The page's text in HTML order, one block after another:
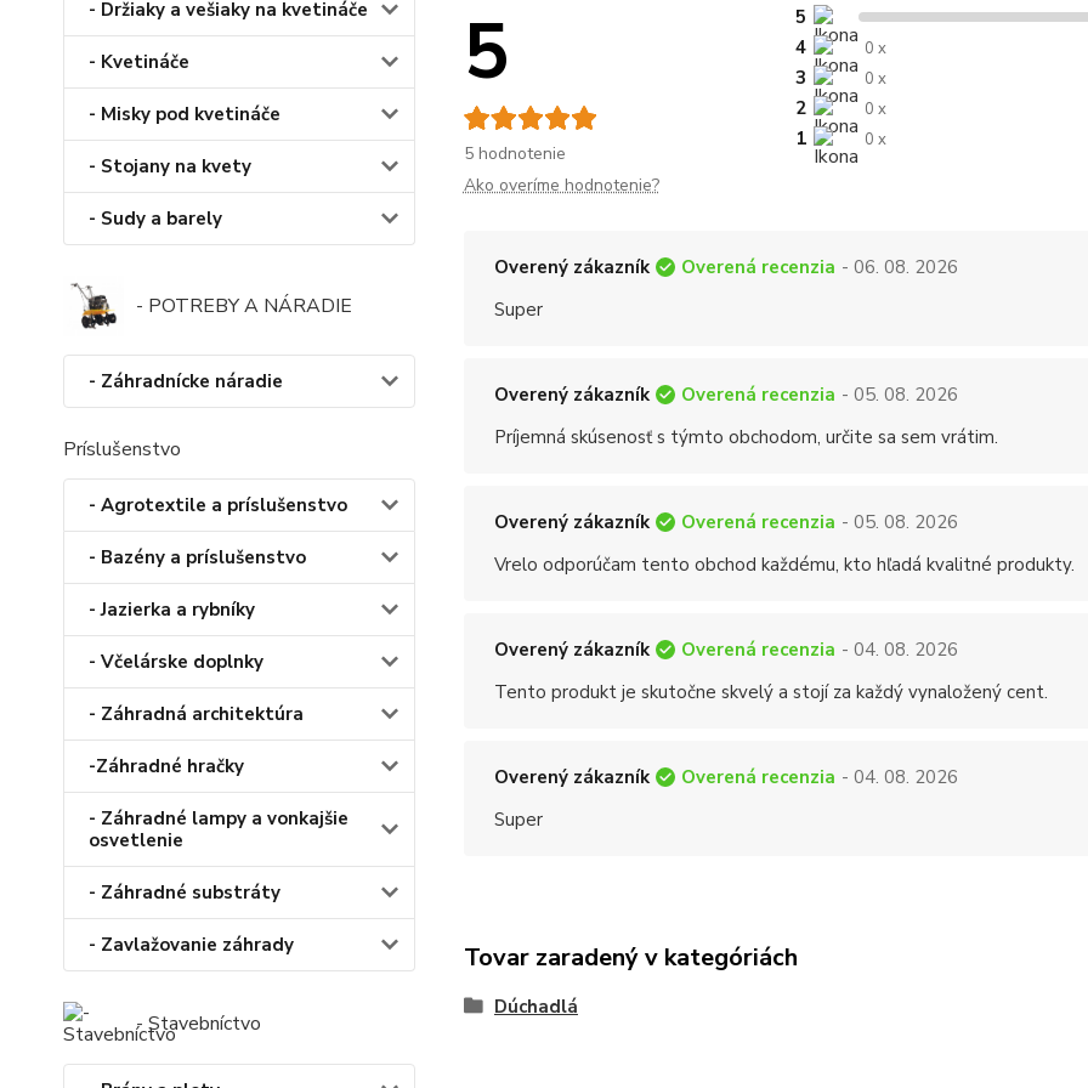
- Držiaky a vešiaky na kvetináče
- Kvetináče
- Misky pod kvetináče
- Stojany na kvety
- Sudy a barely
- POTREBY A NÁRADIE
- Záhradnícke náradie
Príslušenstvo
- Agrotextile a príslušenstvo
- Bazény a príslušenstvo
- Jazierka a rybníky
- Včelárske doplnky
- Záhradná architektúra
-Záhradné hračky
- Záhradné lampy a vonkajšie
osvetlenie
- Záhradné substráty
- Zavlažovanie záhrady
- Stavebníctvo
5
5 hodnotenie
5
4
0 x
3 0 x
2 0 x
1 0 x
Ako overíme hodnotenie?
Overený zákazník Overená recenzia - 06. 08. 2026
Super
Overený zákazník Overená recenzia - 05. 08. 2026
Príjemná skúsenosť s týmto obchodom, určite sa sem vrátim.
Overený zákazník Overená recenzia - 05. 08. 2026
Vrelo odporúčam tento obchod každému, kto hľadá kvalitné produkty.
Overený zákazník Overená recenzia - 04. 08. 2026
Tento produkt je skutočne skvelý a stojí za každý vynaložený cent.
Overený zákazník Overená recenzia - 04. 08. 2026
Super
Tovar zaradený v kategóriách
Dúchadlá